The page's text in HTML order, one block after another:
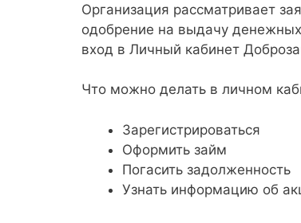
Организация рассматривает
одобрение на выдачу
вход в Личный кабинет
Что можно делать в личном
Зарегистрироваться
Оформить займ
Погасить задолженность
Узнать информацию об